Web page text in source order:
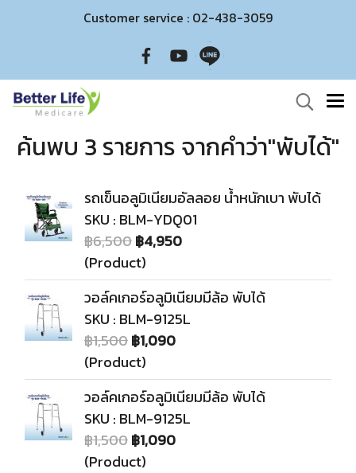
Customer service : 02-438-3059
ค้นพบ 3 รายการ จากคำว่า"พับได้"
รถเข็นอลูมิเนียมอัลลอย น้ำหนักเบา พับได้
SKU : BLM-YDQ01
฿6,500฿4,950
(Product)
วอล์คเกอร์อลูมิเนียมมีล้อ พับได้
SKU : BLM-9125L
฿1,500฿1,090
(Product)
วอล์คเกอร์อลูมิเนียมมีล้อ พับได้
SKU : BLM-9125L
฿1,500฿1,090
(Product)